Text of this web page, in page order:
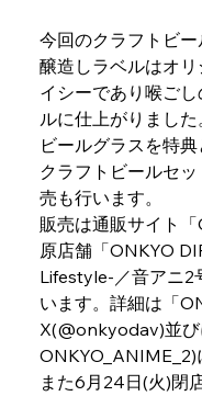
今回のクラフトビ
醸造しラベルはオ
イシーであり喉ご
ルに仕上がりまし
ビールグラスを特
クラフトビールセ
売も行います。
販売は通販サイト
原店舗「ONKYO
Lifestyle-／音アニ2
います。詳細は「
X(@onkyodav)並び
ONKYO_ANIME_2)
また6月24日(火)閉